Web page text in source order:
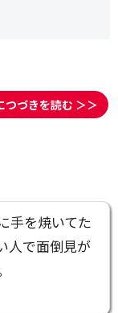
つづきを読む ＞＞
手を焼いてた
人で面倒見が